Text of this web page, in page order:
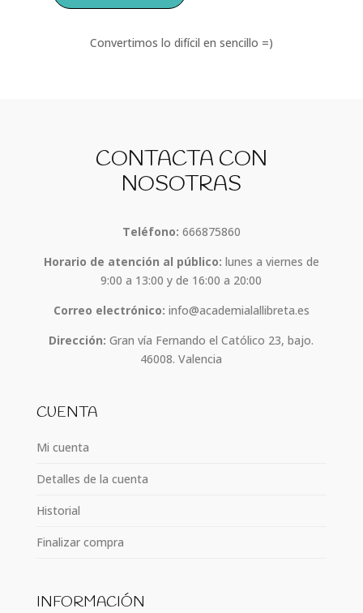
Convertimos lo difícil en sencillo =)
CONTACTA CON
NOSOTRAS
Teléfono: 666875860
Horario de atención al público: lunes a viernes de
9:00 a 13:00 y de 16:00 a 20:00
Correo electrónico: info@academialallibreta.es
Dirección: Gran vía Fernando el Católico 23, bajo.
46008. Valencia
CUENTA
Mi cuenta
Detalles de la cuenta
Historial
Finalizar compra
INFORMACIÓN